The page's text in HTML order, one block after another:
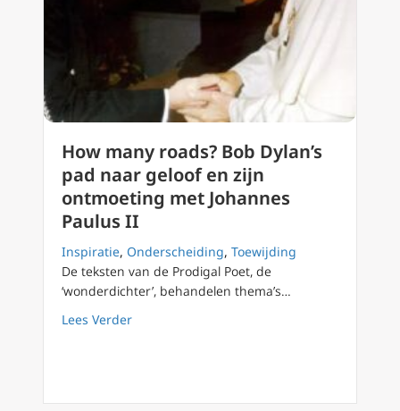
How many roads? Bob Dylan’s
pad naar geloof en zijn
ontmoeting met Johannes
Paulus II
Inspiratie, Onderscheiding, Toewijding
De teksten van de Prodigal Poet, de
‘wonderdichter’, behandelen thema’s…
Lees Verderabout How many roads? Bob Dylan’s pad